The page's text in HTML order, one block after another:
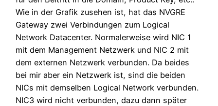
Wie in der Grafik zusehen ist, hat das NVGRE
Gateway zwei Verbindungen zum Logical
Network Datacenter. Normalerweise wird NIC 1
mit dem Management Netzwerk und NIC 2 mit
dem externen Netzwerk verbunden. Da beides
bei mir aber ein Netzwerk ist, sind die beiden
NICs mit demselben Logical Network verbunden.
NIC3 wird nicht verbunden, dazu dann später